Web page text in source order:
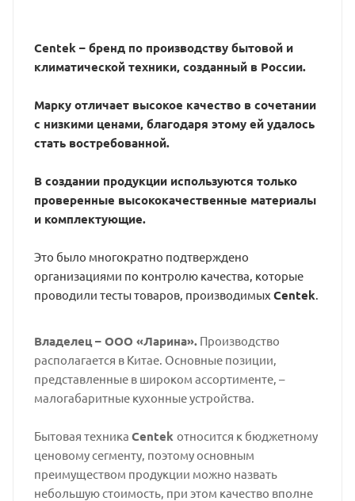
Centek – бренд по производству бытовой и
климатической техники, созданный в России.
Марку отличает высокое качество в сочетании
с низкими ценами, благодаря этому ей удалось
стать востребованной.
В создании продукции используются только
проверенные высококачественные материалы
и комплектующие.
Это было многократно подтверждено
организациями по контролю качества, которые
проводили тесты товаров, производимых Centek.
Владелец – ООО «Ларина».Производство
располагается в Китае. Основные позиции,
представленные в широком ассортименте, –
малогабаритные кухонные устройства.
Бытовая техника Centek относится к бюджетному
ценовому сегменту, поэтому основным
преимуществом продукции можно назвать
небольшую стоимость, при этом качество вполне